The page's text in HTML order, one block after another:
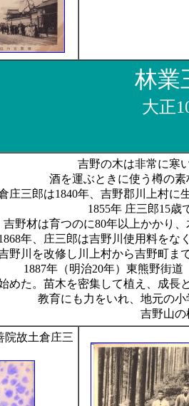
林業
大正
吉野の木は非常に寒
酒を運ぶときに使う樽の
庄三郎は1840年、吉野郡川上村
1855年 庄三郎15
吉野材は育つのに80年以上かかり
年、庄三郎は吉野川使用料をな
野川を改修し川上村から吉野町ま
1887年（明治20年）東熊野街
めた。苗木を密集して植え、成
教育にも力をいれ、地元の
吉野山の
故土倉庄三